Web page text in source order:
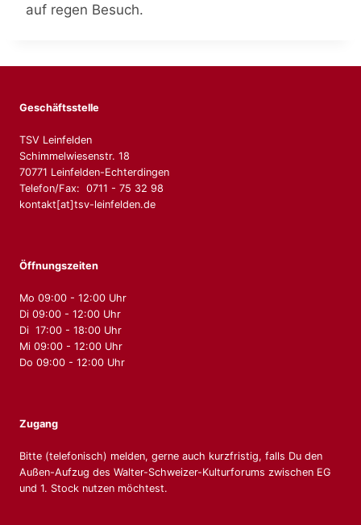
auf regen Besuch.
Geschäftsstelle
TSV Leinfelden
Schimmelwiesenstr. 18
70771 Leinfelden-Echterdingen
Telefon/Fax: 0711 - 75 32 98
kontakt[at]tsv-leinfelden.de
Öffnungszeiten
Mo 09:00 - 12:00 Uhr
Di 09:00 - 12:00 Uhr
Di 17:00 - 18:00 Uhr
Mi 09:00 - 12:00 Uhr
Do 09:00 - 12:00 Uhr
Zugang
Bitte (telefonisch) melden, gerne auch kurzfristig, falls Du den
Außen-Aufzug des Walter-Schweizer-Kulturforums zwischen EG
und 1. Stock nutzen möchtest.